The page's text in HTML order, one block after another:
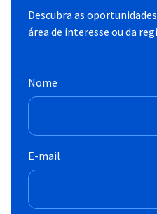
Descubra as
área de interesse ou da
Nome
E-mail